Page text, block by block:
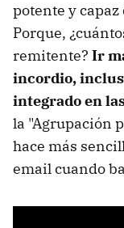
potente y
Porque,
remitente? Ir
incordio,
integrado en
la "Agrupación
hace más
email cuando